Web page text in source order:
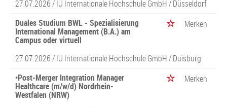
27.07.2026 /IU Internationale Hochschule GmbH/ Düsseldorf
Duales Studium BWL - Spezialisierung
International Management (B.A.) am
Campus oder virtuell
Merken
27.07.2026 /IU Internationale Hochschule GmbH/ Duisburg
•Post-Merger Integration Manager
Healthcare (m/w/d) Nordrhein-
Westfalen (NRW)
Merken